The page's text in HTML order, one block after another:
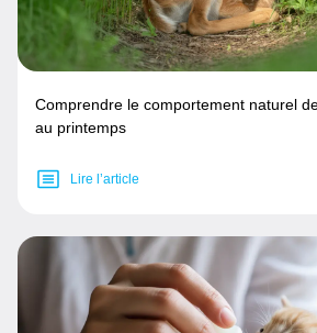
Comprendre le comportement naturel
au printemps
Lire l’article